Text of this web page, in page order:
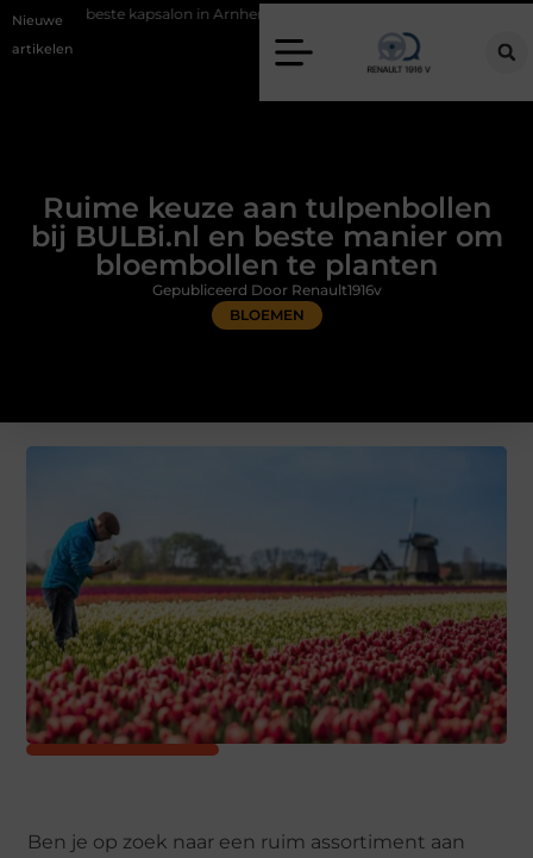
Nieuwe
artikelen
in Arnhem: meer dan alleen een knipbeurt
Ruime keuze aan tulpenbollen
bij BULBi.nl en beste manier om
bloembollen te planten
BLOEMEN
Gepubliceerd Door Renault1916v
Ben je op zoek naar een ruim assortiment aan